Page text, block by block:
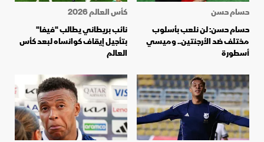
حسام حسن
حسام حسن: لن نلعب بأسلوب
مختلف ضد الأرجنتين.. وميسي
أسطورة
كأس العالم 2026
نائب بريطاني يطالب "فيفا"
بتأجيل إيقاف كوانساه لبعد كأس
العالم